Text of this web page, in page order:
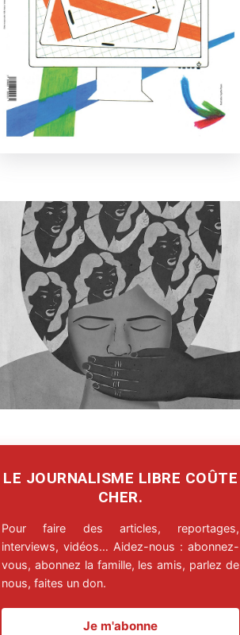
LE JOURNALISME LIBRE COÛTE
CHER.
Pour faire des articles, reportages,
interviews, vidéos… Aidez-nous : abonnez-
vous, abonnez la famille, les amis, parlez de
nous, faites un don.
Je m'abonne